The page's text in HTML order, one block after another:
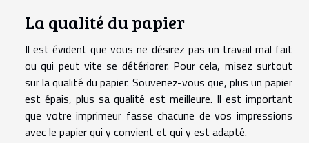
La qualité du papier
Il est évident que vous ne désirez pas un travail mal fait
ou qui peut vite se détériorer. Pour cela, misez surtout
sur la qualité du papier. Souvenez-vous que, plus un papier
est épais, plus sa qualité est meilleure. Il est important
que votre imprimeur fasse chacune de vos impressions
avec le papier qui y convient et qui y est adapté.